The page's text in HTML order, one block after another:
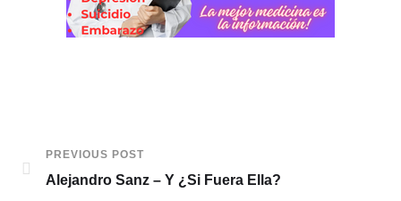
PREVIOUS POST
Alejandro Sanz – Y ¿Si Fuera Ella?